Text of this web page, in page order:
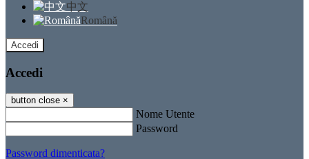
中文
Română
Accedi
Accedi
button close ×
Nome Utente
Password
Password dimenticata?